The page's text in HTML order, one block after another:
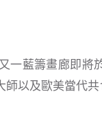
一藍籌畫廊即將
以及歐美當代